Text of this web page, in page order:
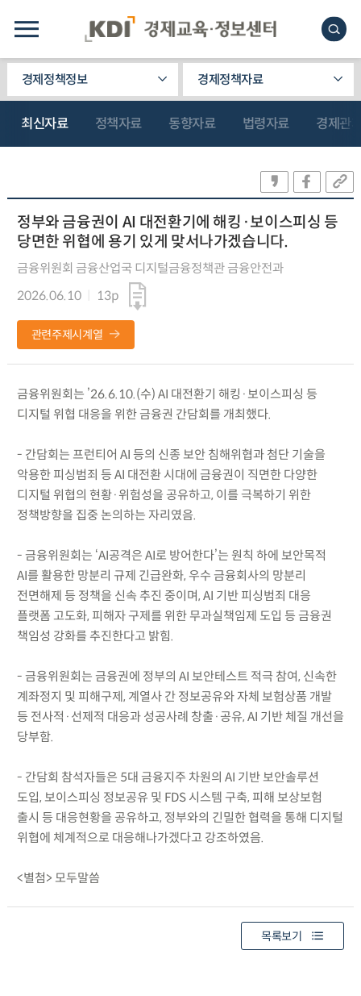
경제정책정보 경제정책자료
최신자료 정책자료 동향자료 법령자료 경제관
정부와 금융권이 AI 대전환기에 해킹·보이스피싱 등
당면한 위협에 용기 있게 맞서나가겠습니다.
금융위원회 금융산업국 디지털금융정책관 금융안전과
2026.06.10
13p
관련주제시계열
금융위원회는 ’26.6.10.(수) AI 대전환기 해킹·보이스피싱 등
디지털 위협 대응을 위한 금융권 간담회를 개최했다.
- 간담회는 프런티어 AI 등의 신종 보안 침해위협과 첨단 기술을
악용한 피싱범죄 등 AI 대전환 시대에 금융권이 직면한 다양한
디지털 위협의 현황·위험성을 공유하고, 이를 극복하기 위한
정책방향을 집중 논의하는 자리였음.
- 금융위원회는 ‘AI공격은 AI로 방어한다’는 원칙 하에 보안목적
AI를 활용한 망분리 규제 긴급완화, 우수 금융회사의 망분리
전면해제 등 정책을 신속 추진 중이며, AI 기반 피싱범죄 대응
플랫폼 고도화, 피해자 구제를 위한 무과실책임제 도입 등 금융권
책임성 강화를 추진한다고 밝힘.
- 금융위원회는 금융권에 정부의 AI 보안테스트 적극 참여, 신속한
계좌정지 및 피해구제, 계열사 간 정보공유와 자체 보험상품 개발
등 전사적·선제적 대응과 성공사례 창출·공유, AI 기반 체질 개선을
당부함.
- 간담회 참석자들은 5대 금융지주 차원의 AI 기반 보안솔루션
도입, 보이스피싱 정보공유 및 FDS 시스템 구축, 피해 보상보험
출시 등 대응현황을 공유하고, 정부와의 긴밀한 협력을 통해 디지털
위협에 체계적으로 대응해나가겠다고 강조하였음.
<별첨> 모두말씀
목록보기